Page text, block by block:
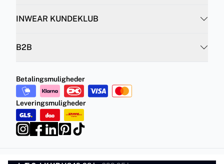
INWEAR KUNDEKLUB
B2B
Betalingsmuligheder
Leveringsmuligheder